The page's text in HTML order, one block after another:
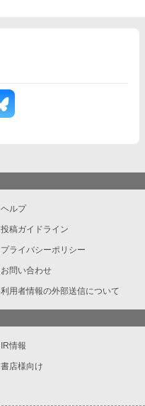
ヘルプ
投稿ガイドライン
プライバシーポリシー
お問い合わせ
利用者情報の外部送信について
IR情報
書店様向け